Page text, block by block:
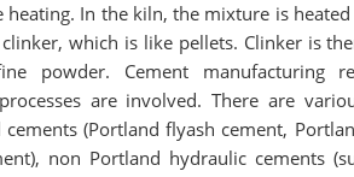
heating. In the kiln, the mixture is
which is like pellets. Clinker is
powder. Cement manufacturing
are involved. There are
(Portland flyash cement,
non Portland hydraulic cements